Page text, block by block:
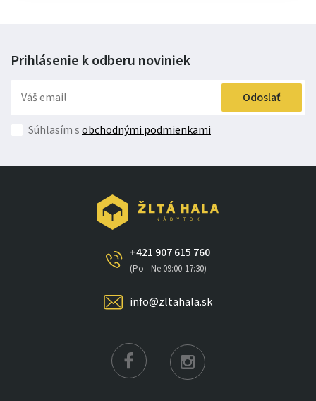
Prihlásenie k odberu noviniek
Odoslať
Súhlasím sobchodnými podmienkami
+421 907 615 760
(Po - Ne 09:00-17:30)
info@zltahala.sk